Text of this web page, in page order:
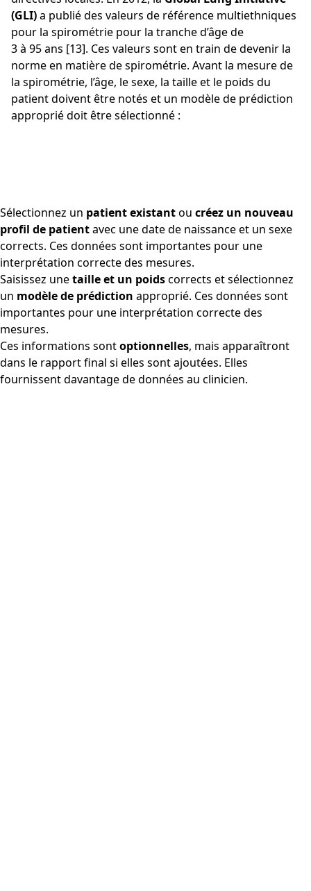
(GLI)a publié des valeurs de référence multiethniques
pour la spirométrie pour la tranche d’âge de
3 à 95 ans [13]. Ces valeurs sont en train de devenir la
norme en matière de spirométrie. Avant la mesure de
la spirométrie, l’âge, le sexe, la taille et le poids du
patient doivent être notés et un modèle de prédiction
approprié doit être sélectionné :
Sélectionnez un patient existantou créez un nouveau
profil de patientavec une date de naissance et un sexe
corrects. Ces données sont importantes pour une
interprétation correcte des mesures.
Saisissez unetaille et un poidscorrects et sélectionnez
un modèle de prédiction approprié. Ces données sont
importantes pour une interprétation correcte des
mesures.
Ces informations sontoptionnelles, mais apparaîtront
dans le rapport final si elles sont ajoutées. Elles
fournissent davantage de données au clinicien.